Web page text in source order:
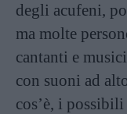
degli acufeni,
ma molte
cantanti e
con suoni ad
cos’è, i possibili